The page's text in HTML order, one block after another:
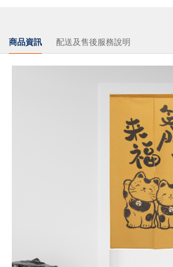
商品資訊 配送及售後服務說明